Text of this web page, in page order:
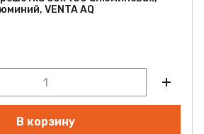
VENTA AQ
В корзину